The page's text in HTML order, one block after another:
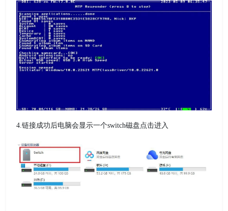
4.链接成功后电脑会显示一个switch磁盘点击进入